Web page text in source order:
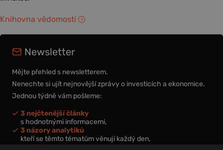
Knihovna vědomostí
Newsletter
Mějte přehled s newsletterem.
Nenechte si ujít nejnovější zprávy o investicích a ekonomice.
Jednou týdně vám pošleme:
3 nejčtenější články
s hodnotnými informacemi,
3 názory analytiků
kteří se těmto tématům věnují každý den,
nová videa a podcasty